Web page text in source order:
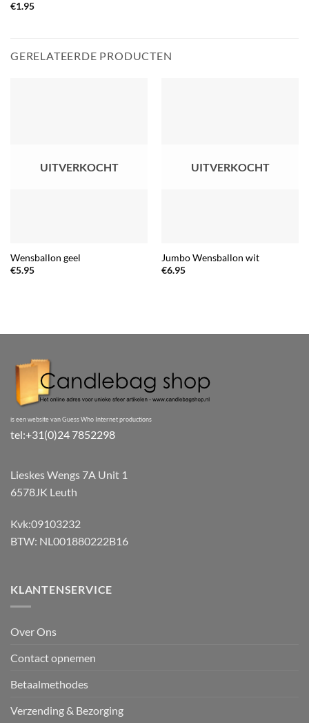
€1.95
GERELATEERDE PRODUCTEN
UITVERKOCHT
Wensballon geel
€5.95
UITVERKOCHT
Jumbo Wensballon wit
€6.95
is een website van Guess Who Internet productions
tel:+31(0)24 7852298
Lieskes Wengs 7A Unit 1
6578JK Leuth
Kvk:09103232
BTW: NL001880222B16
KLANTENSERVICE
Over Ons
Contact opnemen
Betaalmethodes
Verzending & Bezorging